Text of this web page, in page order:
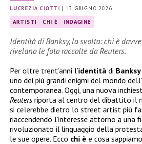
LUCREZIA CIOTTI | 13 GIUGNO 2026
ARTISTI CHI È INDAGINE
Identità di Banksy, la svolta: chi è
rivelano le foto raccolte da Reuters.
Per oltre trent’anni l’identità di Banksy
uno dei più grandi enigmi del mondo
contemporanea. Oggi, una nuova
Reutersriporta al centro del dibattito il
si celerebbe dietro lo street artist più
riaccendendo l’interesse attorno a una
rivoluzionato il linguaggio della
le sue opere. Ecco chi è e cosa